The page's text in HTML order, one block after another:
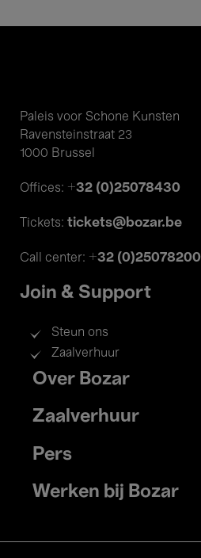
Paleis voor Schone Kunsten
Ravensteinstraat 23
1000 Brussel
Offices: +32 (0)25078430
Tickets: tickets@bozar.be
Call center: +32 (0)25078200
Join & Support
Steun ons
Zaalverhuur
Footer
menu
Over Bozar
Zaalverhuur
Pers
Werken bij Bozar